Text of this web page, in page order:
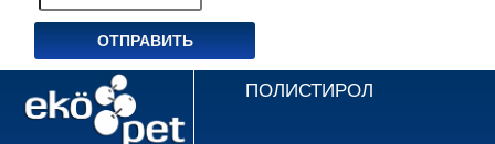
ПОЛИСТИРОЛ